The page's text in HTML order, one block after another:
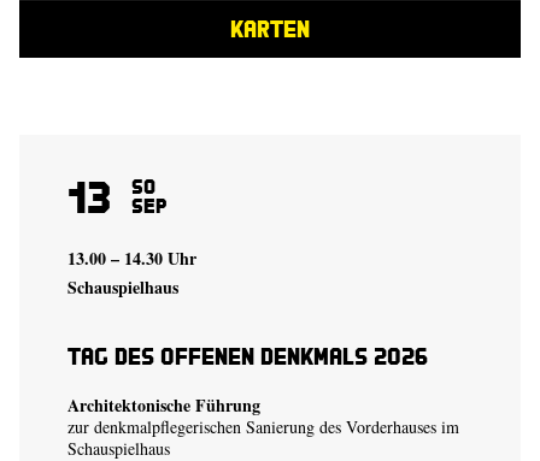
KARTEN
13 So
Sep
13.00 – 14.30 Uhr
Schauspielhaus
Tag des offenen Denkmals 2026
Architektonische Führung
zur denkmalpflegerischen Sanierung des Vorderhauses im
Schauspielhaus